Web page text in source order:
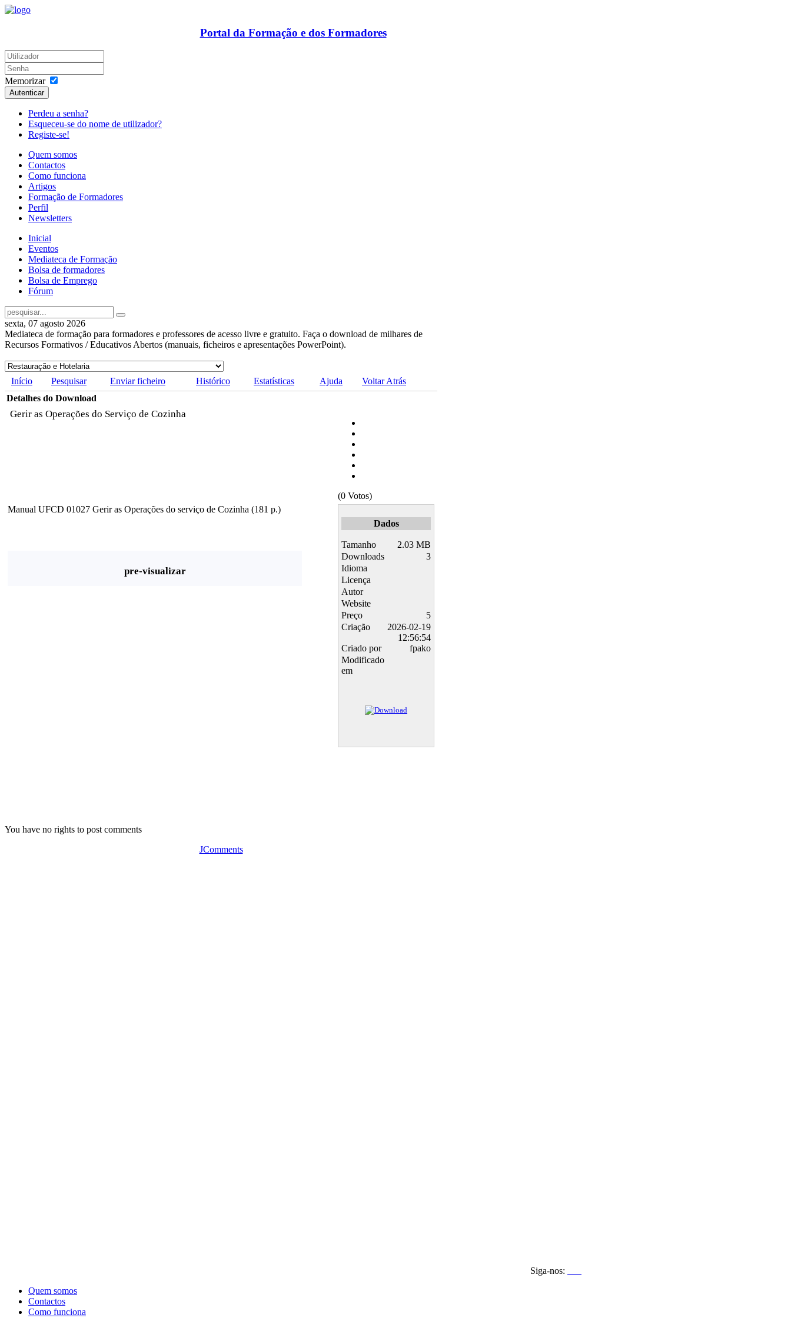
Portal da Formação e dos Formadores
Memorizar
Autenticar
Perdeu a senha?
Esqueceu-se do nome de utilizador?
Registe-se!
Quem somos
Contactos
Como funciona
Artigos
Formação de Formadores
Perfil
Newsletters
Inicial
Eventos
Mediateca de Formação
Bolsa de formadores
Bolsa de Emprego
Fórum
sexta, 07 agosto 2026
Mediateca de formação para formadores e professores de acesso livre e gratuito. Faça o download de milhares de
Recursos Formativos / Educativos Abertos (manuais, ficheiros e apresentações PowerPoint).
Início Pesquisar Enviar ficheiro Histórico Estatísticas Ajuda
Voltar Atrás
Detalhes do Download
Gerir as Operações do Serviço de Cozinha
(0 Votos)
Manual UFCD 01027 Gerir as Operações do serviço de Cozinha (181 p.)
pre-visualizar
Dados
Tamanho
2.03 MB
Downloads
3
Idioma
Licença
Autor
Website
Preço
5
Criação
2026-02-19
12:56:54
Criado por
fpako
Modificado
em
You have no rights to post comments
JComments
Siga-nos:
Quem somos
Contactos
Como funciona